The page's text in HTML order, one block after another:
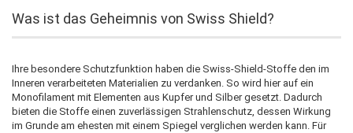
Was ist das Geheimnis von Swiss Shield?
Ihre besondere Schutzfunktion haben die Swiss-Shield-Stoffe den im
Inneren verarbeiteten Materialien zu verdanken. So wird hier auf ein
Monofilament mit Elementen aus Kupfer und Silber gesetzt. Dadurch
bieten die Stoffe einen zuverlässigen Strahlenschutz, dessen Wirkung
im Grunde am ehesten mit einem Spiegel verglichen werden kann. Für